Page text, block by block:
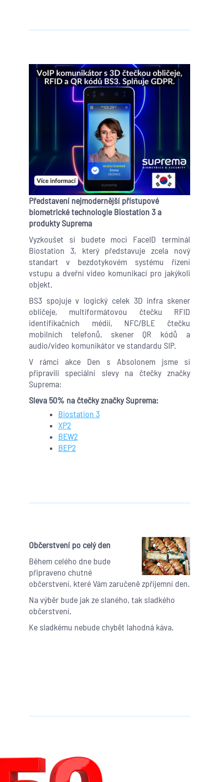
Představení nejmodernější přístupové
biometrické technologie Biostation 3 a
produkty Suprema
Vyzkoušet si budete moci FaceID terminál
Biostation 3, který představuje zcela nový
standart v bezdotykovém systému řízení
vstupu a dveřní video komunikaci pro jakýkoli
objekt.
BS3 spojuje v logický celek 3D infra skener
obličeje, multiformátovou čtečku RFID
identifikačních médií, NFC/BLE čtečku
mobilních telefonů, skener QR kódů a
audio/video komunikátor ve standardu SIP.
V rámci akce Den s Absolonem jsme si
připravili speciální slevy na čtečky značky
Suprema:
Sleva 50% na čtečky značky Suprema:
Biostation 3
XP2
BEW2
BEP2
Občerstvení po celý den
Během celého dne bude
připraveno chutné
občerstvení, které Vám zaručeně zpříjemní den.
Na výběr bude jak ze slaného, tak sladkého
občerstvení.
Ke sladkému nebude chybět lahodná káva.